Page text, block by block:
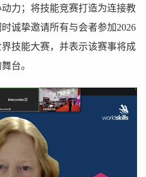
力；将技能竞赛打造为连接教
诚挚邀请所有与会者参加2026
技能大赛，并表示该赛事将成
台。